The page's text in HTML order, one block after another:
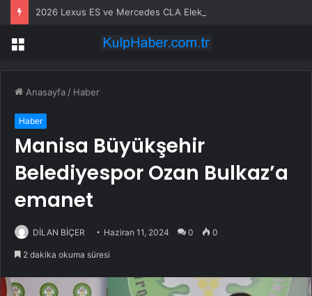
Menü
Anasayfa / Haber
Haber
Manisa Büyükşehir
Belediyespor Ozan Bulkaz’a
emanet
DİLAN BİÇER Haziran 11, 2024 0 0
2 dakika okuma süresi